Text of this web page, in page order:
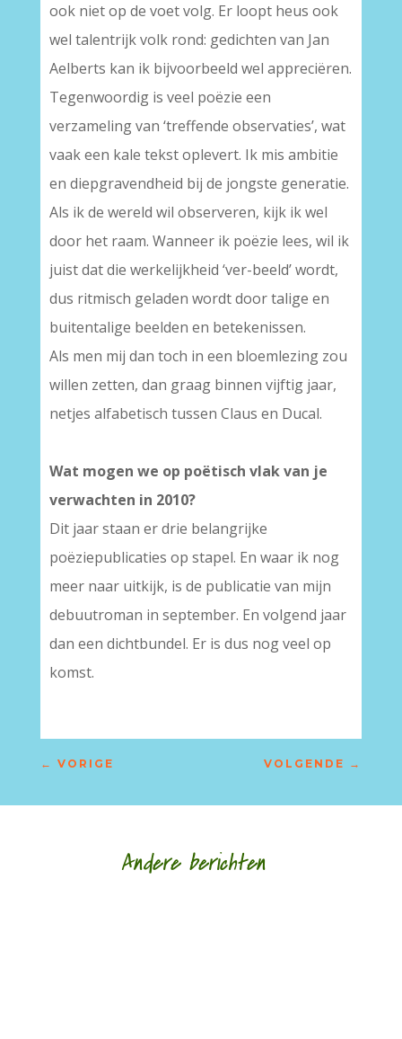
ook niet op de voet volg. Er loopt heus ook
wel talentrijk volk rond: gedichten van Jan
Aelberts kan ik bijvoorbeeld wel appreciëren.
Tegenwoordig is veel poëzie een
verzameling van ‘treffende observaties’, wat
vaak een kale tekst oplevert. Ik mis ambitie
en diepgravendheid bij de jongste generatie.
Als ik de wereld wil observeren, kijk ik wel
door het raam. Wanneer ik poëzie lees, wil ik
juist dat die werkelijkheid ‘ver-beeld’ wordt,
dus ritmisch geladen wordt door talige en
buitentalige beelden en betekenissen.
Als men mij dan toch in een bloemlezing zou
willen zetten, dan graag binnen vijftig jaar,
netjes alfabetisch tussen Claus en Ducal.
Wat mogen we op poëtisch vlak van je
verwachten in 2010?
Dit jaar staan er drie belangrijke
poëziepublicaties op stapel. En waar ik nog
meer naar uitkijk, is de publicatie van mijn
debuutroman in september. En volgend jaar
dan een dichtbundel. Er is dus nog veel op
komst.
← VORIGE VOLGENDE →
Andere berichten